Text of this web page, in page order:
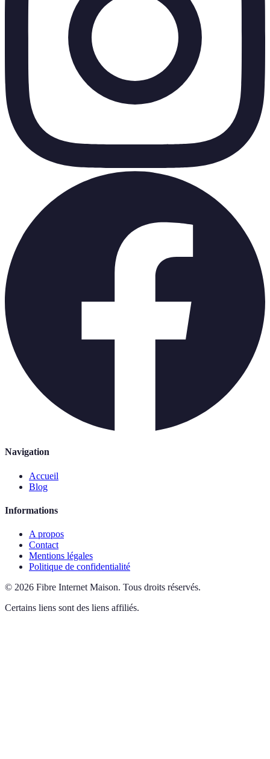
Navigation
Accueil
Blog
Informations
A propos
Contact
Mentions légales
Politique de confidentialité
© 2026 Fibre Internet Maison. Tous droits réservés.
Certains liens sont des liens affiliés.